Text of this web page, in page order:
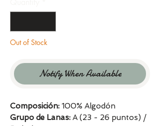
Out of Stock
Notify When Available
Composición: 100% Algodón
Grupo de Lanas: A (23 - 26 puntos) /